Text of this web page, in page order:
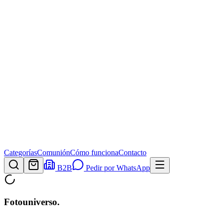
CategoríasComuniónCómo funcionaContacto
B2B
Pedir por WhatsApp
Fotouniverso.